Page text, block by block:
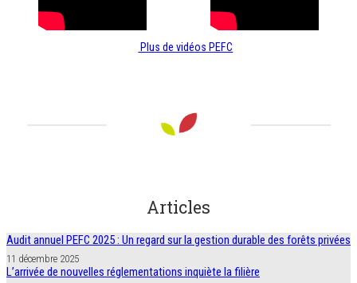
Plus de vidéos PEFC
Articles
Audit annuel PEFC 2025 : Un regard sur la gestion durable des forêts privées
11 décembre 2025
L’arrivée de nouvelles réglementations inquiète la filière